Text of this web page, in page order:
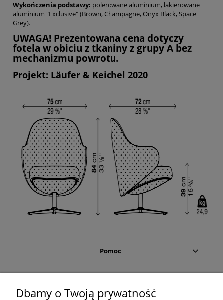
Wykończenia podstawy: polerowane aluminium, lakierowane
aluminium "Exclusive" (Brown, Champagne, Onyx Black, Space
Grey).
UWAGA! Prezentowana cena dotyczy
fotela w obiciu z tkaniny z grupy A bez
mechanizmu powrotu.
Projekt: Läufer & Keichel 2020
Pomoc
Moje konto
Dbamy o Twoją prywatność